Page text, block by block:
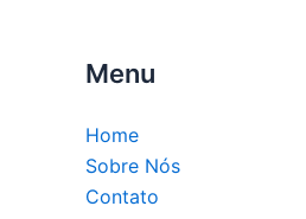
Menu
Home
Sobre Nós
Contato